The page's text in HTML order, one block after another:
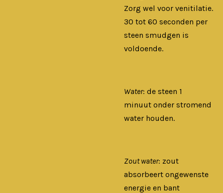
Zorg wel voor venitilatie.
30 tot 60 seconden per
steen smudgen is
voldoende.
Water: de steen 1
minuut onder stromend
water houden.
Zout water: zout
absorbeert ongewenste
energie en bant